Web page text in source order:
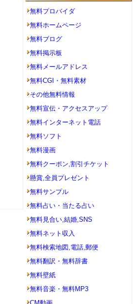
無料プロバイダ
無料ホームページ
無料ブログ
無料掲示板
無料メールアドレス
無料CGI・無料素材
その他無料情報
無料宣伝・アクセスアップ
無料インターネット電話
無料ソフト
無料漫画
無料クーポン,割引チケット
懸賞,全員プレゼント
無料サンプル
無料占い・当たる占い
無料見合い,結婚,SNS
無料ネット収入
無料検索地図,電話,郵便
無料翻訳・無料辞書
無料壁紙
無料音楽・無料MP3